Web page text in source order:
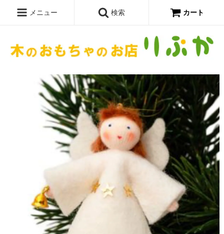
メニュー 検索 カート